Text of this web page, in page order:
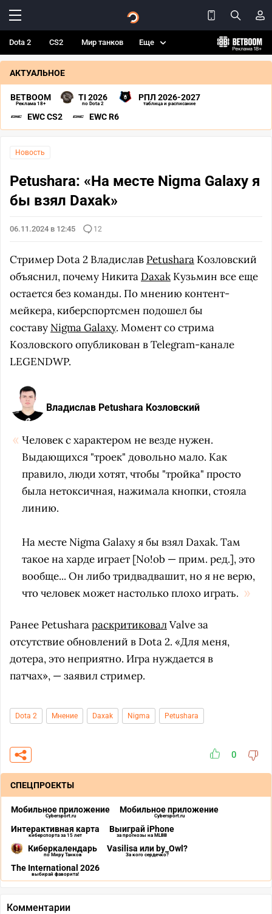
Dota 2 CS2 Мир танков Еще
АКТУАЛЬНОЕ
BETBOOM
Реклама 18+
TI 2026
по Dota 2
РПЛ 2026-2027
таблица и расписание
EWC CS2 EWC R6
Новость
Petushara: «На месте Nigma Galaxy я
бы взял Daxak»
06.11.2024 в 12:45 12
Стример Dota 2 Владислав Petushara Козловский
объяснил, почему Никита Daxak Кузьмин все еще
остается без команды. По мнению контент-
мейкера, киберспортсмен подошел бы
составу Nigma Galaxy. Момент со стрима
Козловского опубликован в Telegram-канале
LEGENDWP.
Владислав Petushara Козловский
Человек с характером не везде нужен.
Выдающихся "троек" довольно мало. Как
правило, люди хотят, чтобы "тройка" просто
была нетоксичная, нажимала кнопки, стояла
линию.
На месте Nigma Galaxy я бы взял Daxak. Там
такое на харде играет [No!ob — прим. ред.], это
вообще... Он либо тридвадвашит, но я не верю,
что человек может настолько плохо играть.
Ранее PetusharaраскритиковалValve за
отсутствие обновлений в Dota 2. «Для меня,
дотера, это неприятно. Игра нуждается в
патчах», — заявил стример.
Dota 2 Мнение Daxak Nigma Petushara
0
СПЕЦПРОЕКТЫ
Мобильное приложение
Cybersport.ru
Мобильное приложение
Cybersport.ru
Интерактивная карта
киберспорта за 15 лет
Выиграй iPhone
за прогнозы на MLBB
Киберкалендарь
по Миру Танков
Vasilisa или by_Owl?
За кого сердечко?
The International 2026
выбирай фаворита!
Комментарии